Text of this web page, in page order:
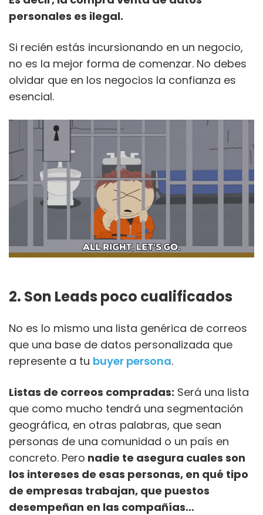
personales es ilegal.
Si recién estás incursionando en un negocio,
no es la mejor forma de comenzar. No debes
olvidar que en los negocios la confianza es
esencial.
2. Son Leads poco cualificados
No es lo mismo una lista genérica de correos
que una base de datos personalizada que
represente a tu buyer persona.
Listas de correos compradas: Será una lista
que como mucho tendrá una segmentación
geográfica, en otras palabras, que sean
personas de una comunidad o un país en
concreto. Pero nadie te asegura cuales son
los intereses de esas personas, en qué tipo
de empresas trabajan, que puestos
desempeñan en las compañías…